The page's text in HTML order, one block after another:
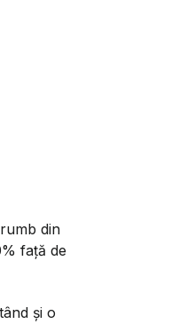
din
faţă de
şi o